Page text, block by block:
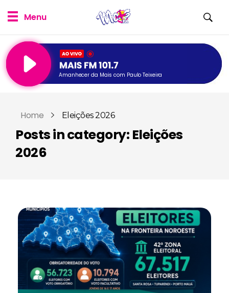
Amanhecer da Mais com Paulo Teixeira
Home Eleições 2026
Posts in category: Eleições
2026